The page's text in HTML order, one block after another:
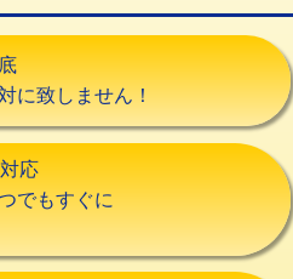
ッキ
13,200円+材料費
デッキ
16,500円+材料費
ップ
に致しません！
応
でもすぐに